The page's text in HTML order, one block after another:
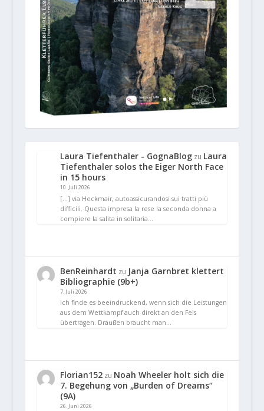
Laura Tiefenthaler - GognaBlogzu Laura
Tiefenthaler solos the Eiger North Face
in 15 hours
10. Juli 2026
[…] via Heckmair, autoassicurandosi sui tratti più
difficili. Questa impresa la rese la seconda donna a
compiere la salita in solitaria…
BenReinhardt zu Janja Garnbret klettert
Bibliographie (9b+)
7. Juli 2026
Ich finde es beeindruckend, wenn sich die Leistungen
aus dem Wettkampf auch direkt an den Fels
übertragen. Draußen braucht man…
Florian152zu Noah Wheeler holt sich die
7. Begehung von „Burden of Dreams“
(9A)
26. Juni 2026